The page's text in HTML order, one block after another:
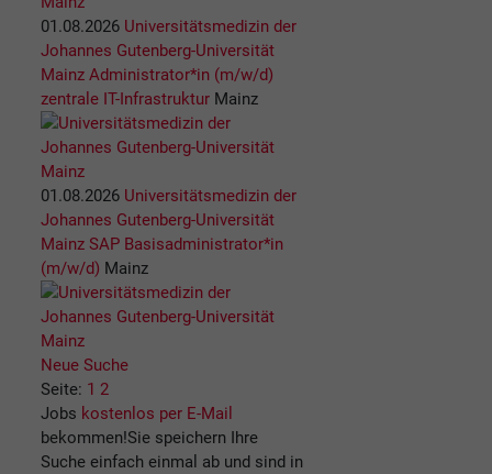
01.08.2026 Universitätsmedizin der
Johannes Gutenberg-Universität
Mainz Administrator*in (m/w/d)
zentrale IT-Infrastruktur Mainz
01.08.2026 Universitätsmedizin der
Johannes Gutenberg-Universität
Mainz SAP Basisadministrator*in
(m/w/d) Mainz
Neue Suche
Seite: 1 2
Jobs kostenlos per E-Mail
bekommen!Sie speichern Ihre
Suche einfach einmal ab und sind in